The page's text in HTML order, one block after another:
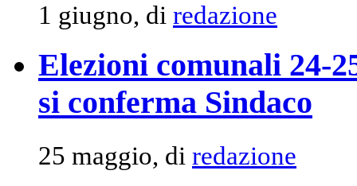
1 giugno, di redazione
Elezioni comunali 24-
si conferma Sindaco
25 maggio, di redazione